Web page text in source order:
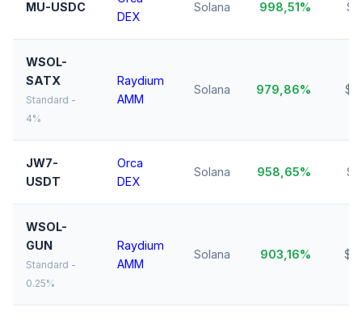
MU-USDC
DEX
Solana 998,51%
WSOL-
SATX
Standard -
4%
Raydium
AMM
Solana 979,86%
JW7-
USDT
Orca
DEX
Solana 958,65%
WSOL-
GUN
Standard -
0.25%
Raydium
AMM
Solana 903,16%